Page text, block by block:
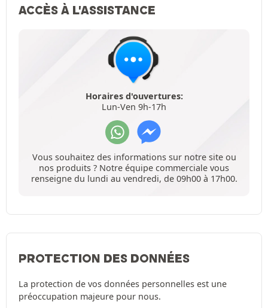
ACCÈS À L'ASSISTANCE
Horaires d'ouvertures:
Lun-Ven 9h-17h
Vous souhaitez des informations sur notre site ou
nos produits ? Notre équipe commerciale vous
renseigne du lundi au vendredi, de 09h00 à 17h00.
PROTECTION DES DONNÉES
La protection de vos données personnelles est une
préoccupation majeure pour nous.